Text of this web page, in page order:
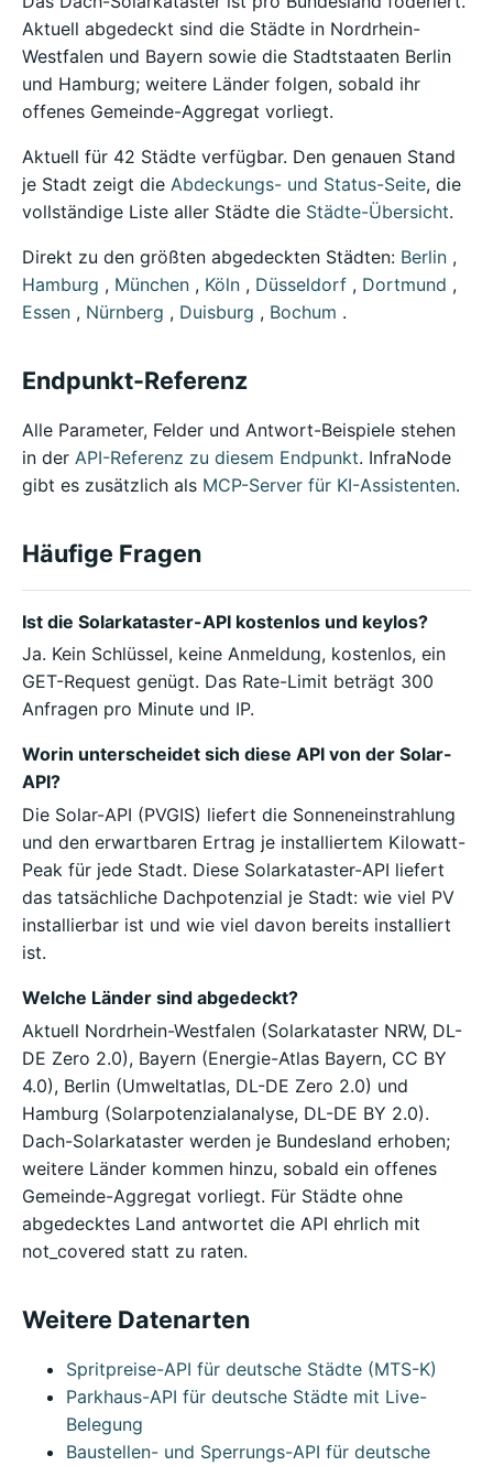
Aktuell abgedeckt sind die Städte in Nordrhein-
Westfalen und Bayern sowie die Stadtstaaten Berlin
und Hamburg; weitere Länder folgen, sobald ihr
offenes Gemeinde-Aggregat vorliegt.
Aktuell für 42 Städte verfügbar. Den genauen Stand
je Stadt zeigt die Abdeckungs- und Status-Seite, die
vollständige Liste aller Städte die Städte-Übersicht.
Direkt zu den größten abgedeckten Städten: Berlin ,
Hamburg , München , Köln , Düsseldorf , Dortmund ,
Essen , Nürnberg , Duisburg , Bochum .
Endpunkt-Referenz
Alle Parameter, Felder und Antwort-Beispiele stehen
in der API-Referenz zu diesem Endpunkt. InfraNode
gibt es zusätzlich als MCP-Server für KI-Assistenten.
Häufige Fragen
Ist die Solarkataster-API kostenlos und keylos?
Ja. Kein Schlüssel, keine Anmeldung, kostenlos, ein
GET-Request genügt. Das Rate-Limit beträgt 300
Anfragen pro Minute und IP.
Worin unterscheidet sich diese API von der Solar-
API?
Die Solar-API (PVGIS) liefert die Sonneneinstrahlung
und den erwartbaren Ertrag je installiertem Kilowatt-
Peak für jede Stadt. Diese Solarkataster-API liefert
das tatsächliche Dachpotenzial je Stadt: wie viel PV
installierbar ist und wie viel davon bereits installiert
ist.
Welche Länder sind abgedeckt?
Aktuell Nordrhein-Westfalen (Solarkataster NRW, DL-
DE Zero 2.0), Bayern (Energie-Atlas Bayern, CC BY
4.0), Berlin (Umweltatlas, DL-DE Zero 2.0) und
Hamburg (Solarpotenzialanalyse, DL-DE BY 2.0).
Dach-Solarkataster werden je Bundesland erhoben;
weitere Länder kommen hinzu, sobald ein offenes
Gemeinde-Aggregat vorliegt. Für Städte ohne
abgedecktes Land antwortet die API ehrlich mit
not_covered statt zu raten.
Weitere Datenarten
Spritpreise-API für deutsche Städte (MTS-K)
Parkhaus-API für deutsche Städte mit Live-
Belegung
Baustellen- und Sperrungs-API für deutsche